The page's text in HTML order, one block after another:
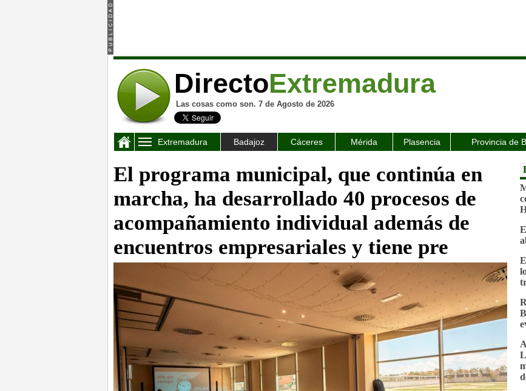
DirectoExtremadura
Las cosas como son. 7 de Agosto de 2026
Extremadura Badajoz Cáceres Mérida Plasencia Provincia de
El programa municipal, que continúa en
marcha, ha desarrollado 40 procesos de
acompañamiento individual además de
encuentros empresariales y tiene pre